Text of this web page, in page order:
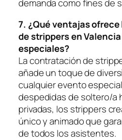
demanda como fines de
7. ¿Qué ventajas⁣
de ⁢strippers en
especiales?
La contratación de
⁢añade un toque de
cualquier evento
despedidas de soltero/a
privadas, los strippers
único y animado que
de todos los‌ asistentes.